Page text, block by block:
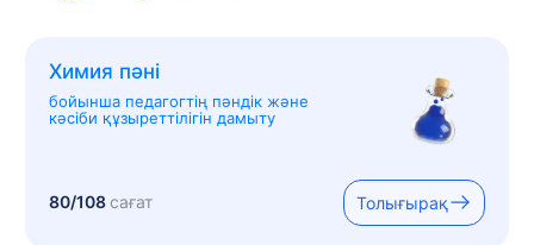
Химия пәні
бойынша педагогтің пәндік және
кәсіби құзыреттілігін дамыту
80/108сағат Толығырақ